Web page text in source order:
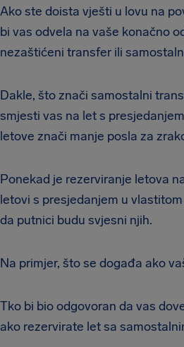
Ako ste doista vješti u lovu na
bi vas odvela na vaše konačno
nezaštićeni transfer ili
Dakle, što znači samostalni
smjesti vas na let s
letove znači manje posla za
Ponekad je rezerviranje letova
letovi s presjedanjem u
da putnici budu svjesni njih.
Na primjer, što se događa ako
Tko bi bio odgovoran da vas
ako rezervirate let sa